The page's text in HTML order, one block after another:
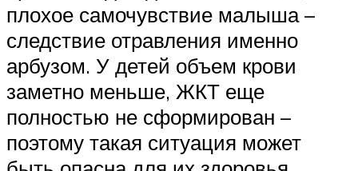
плохое самочувствие малыша –
следствие отравления именно
арбузом. У детей объем крови
заметно меньше, ЖКТ еще
полностью не сформирован –
поэтому такая ситуация может